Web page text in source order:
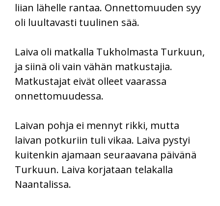
liian lähelle rantaa. Onnettomuuden syy
oli luultavasti tuulinen sää.
Laiva oli matkalla Tukholmasta Turkuun,
ja siinä oli vain vähän matkustajia.
Matkustajat eivät olleet vaarassa
onnettomuudessa.
Laivan pohja ei mennyt rikki, mutta
laivan potkuriin tuli vikaa. Laiva pystyi
kuitenkin ajamaan seuraavana päivänä
Turkuun. Laiva korjataan telakalla
Naantalissa.